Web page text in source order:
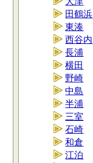
田鶴浜
東湊
西谷内
長浦
横田
野崎
中島
半浦
三室
石崎
和倉
江泊